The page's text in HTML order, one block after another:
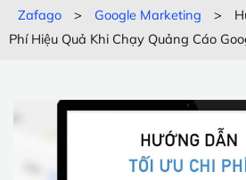
Zafago > Google Marketing >
Phí Hiệu Quả Khi Chạy Quảng Cáo